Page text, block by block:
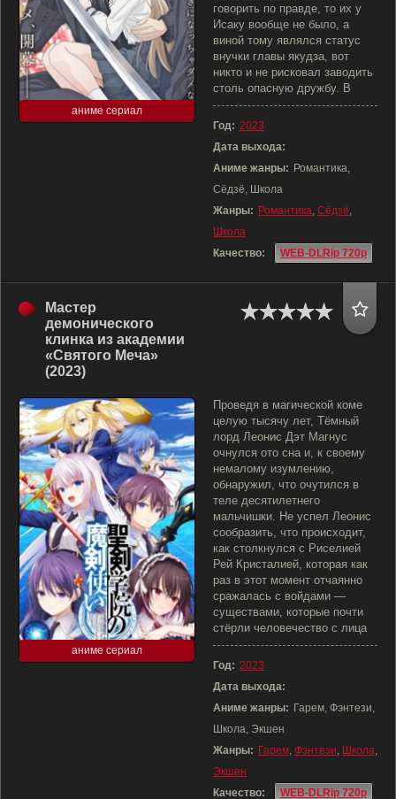
аниме сериал
говорить по правде, то их у
Исаку вообще не было, а
виной тому являлся статус
внучки главы якудза, вот
никто и не рисковал заводить
столь опасную дружбу. В
Год: 2023
Дата выхода:
Аниме жанры: Романтика,
Сёдзё, Школа
Жанры: Романтика, Сёдзё,
Школа
Качество:
WEB-DLRip 720p
Мастер
демонического
клинка из академии
«Святого Меча»
(2023)
аниме сериал
Проведя в магической коме
целую тысячу лет, Тёмный
лорд Леонис Дэт Магнус
очнулся ото сна и, к своему
немалому изумлению,
обнаружил, что очутился в
теле десятилетнего
мальчишки. Не успел Леонис
сообразить, что происходит,
как столкнулся с Риселией
Рей Кристалией, которая как
раз в этот момент отчаянно
сражалась с войдами —
существами, которые почти
стёрли человечество с лица
Год: 2023
Дата выхода:
Аниме жанры: Гарем, Фэнтези,
Школа, Экшен
Жанры: Гарем, Фэнтези, Школа,
Экшен
Качество:
WEB-DLRip 720p